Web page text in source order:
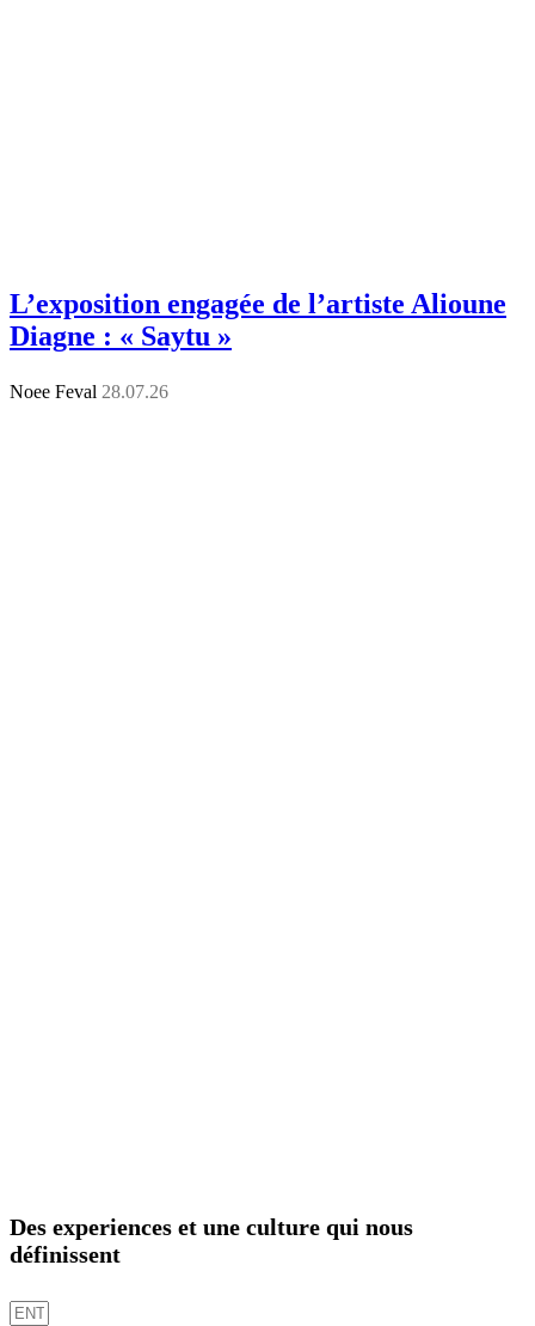
L’exposition engagée de l’artiste Alioune
Diagne : « Saytu »
Noee Feval 28.07.26
Des experiences et une culture qui nous
définissent